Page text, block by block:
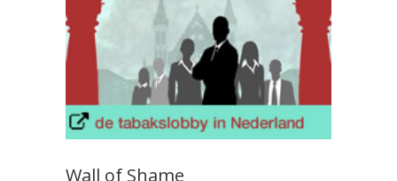
Wall of Shame